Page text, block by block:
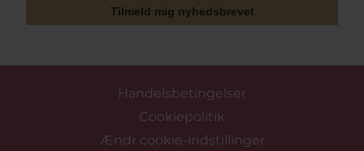
Tilmeld mig nyhedsbrevet
Handelsbetingelser
Cookiepolitik
Ændr cookie-indstillinger